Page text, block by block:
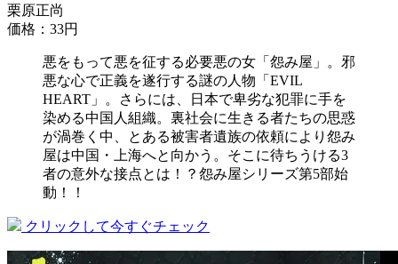
栗原正尚
価格：33円
悪をもって悪を征する必要悪の女「怨み屋」。邪
悪な心で正義を遂行する謎の人物「EVIL
HEART」。さらには、日本で卑劣な犯罪に手を
染める中国人組織。裏社会に生きる者たちの思惑
が渦巻く中、とある被害者遺族の依頼により怨み
屋は中国・上海へと向かう。そこに待ちうける3
者の意外な接点とは！？怨み屋シリーズ第5部始
動！！
クリックして今すぐチェック